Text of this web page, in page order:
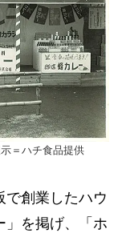
＝ハチ食品提供
創業したハウ
」を掲げ、「ホ